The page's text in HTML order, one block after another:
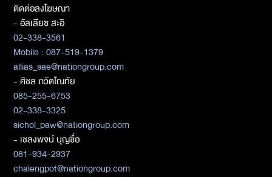
ติดต่อลงโฆษณา
- อัลเลียซ สะอิ
02-338-3561
Mobile : 087-519-1379
allias_sae@nationgroup.com
- ศิชล ภวัตโณทัย
085-255-6753
02-338-3325
sichol_paw@nationgroup.com
- เชลงพจน์ บุญซื่อ
081-934-2937
chalengpot@nationgroup.com